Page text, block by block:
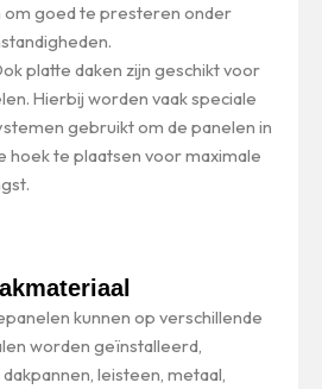
goed te presteren onder
platte daken zijn geschikt voor
Hierbij worden vaak speciale
gebruikt om de panelen in
hoek te plaatsen voor maximale
kunnen op verschillende
worden geïnstalleerd,
leisteen, metaal,